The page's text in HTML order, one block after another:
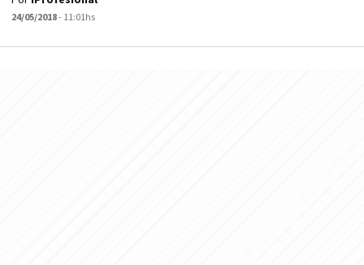
24/05/2018- 11:01hs